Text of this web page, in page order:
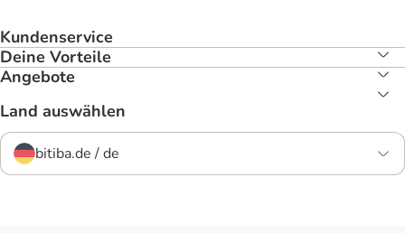
Kundenservice
Deine Vorteile
Angebote
Land auswählen
bitiba.de / de